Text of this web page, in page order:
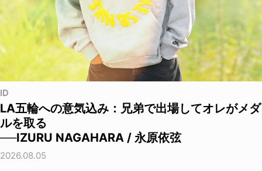
ID
LA五輪への意気込み：兄弟で出場してオレがメダ
ルを取る
──IZURU NAGAHARA / 永原依弦
2026.08.05